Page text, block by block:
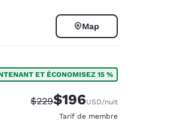
Map
ET ÉCONOMISEZ 15 %
Tarif barré :
$229Tarif réduit :
$196USD/nuit
Tarif de membre